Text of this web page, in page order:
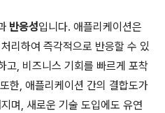
반응성입니다. 애플리케이션은
리하여 즉각적으로 반응할 수 있
고, 비즈니스 기회를 빠르게 포착
한, 애플리케이션 간의 결합도가
며, 새로운 기술 도입에도 유연